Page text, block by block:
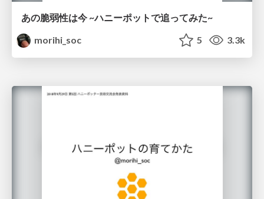
あの脆弱性は今 ~ハニーポットで追ってみた~
morihi_soc
5 3.3k